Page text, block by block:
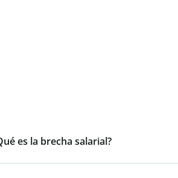
es la brecha salarial?